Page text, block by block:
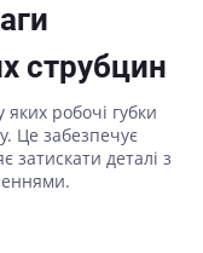
струбцин
робочі губки
Це забезпечує
затискати деталі з